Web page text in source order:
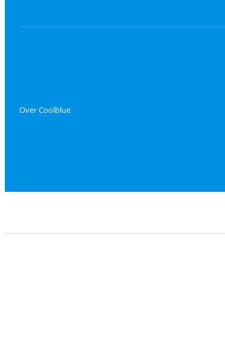
Over Coolblue